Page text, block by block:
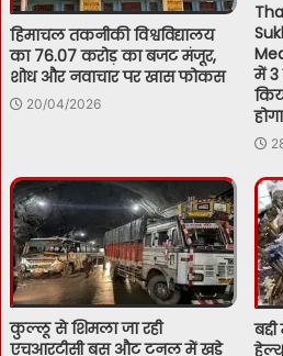
हिमाचल तकनीकी विश्वविद्यालय
का 76.07 करोड़ का बजट मंजूर,
शोध और नवाचार पर खास फोकस
20/04/2026
में
कुल्लू से शिमला जा रही
एचआरटीसी बस औट टनल में खड़े